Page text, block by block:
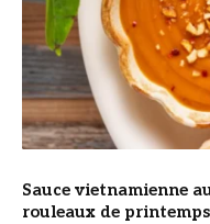
Sauce vietnamienne
rouleaux de